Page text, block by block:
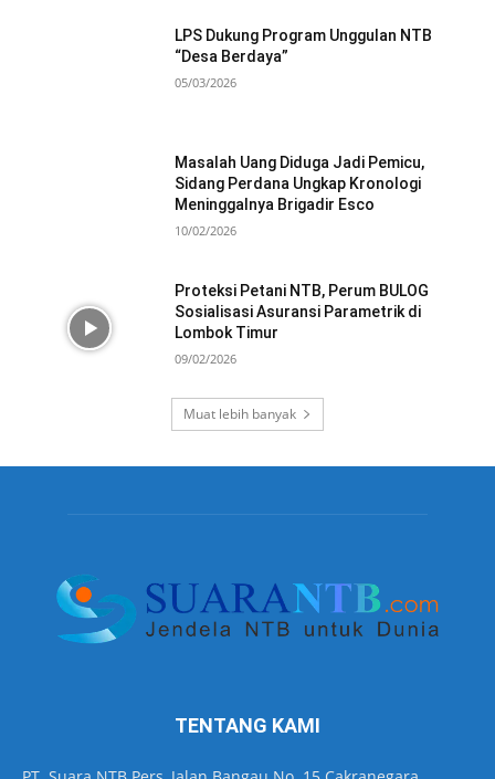
LPS Dukung Program Unggulan NTB
“Desa Berdaya”
05/03/2026
Masalah Uang Diduga Jadi Pemicu,
Sidang Perdana Ungkap Kronologi
Meninggalnya Brigadir Esco
10/02/2026
Proteksi Petani NTB, Perum BULOG
Sosialisasi Asuransi Parametrik di
Lombok Timur
09/02/2026
Muat lebih banyak
TENTANG KAMI